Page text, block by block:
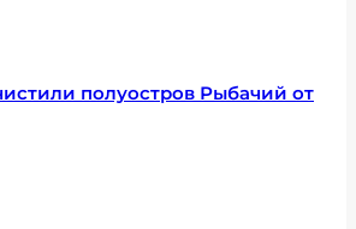
полуостров Рыбачий от